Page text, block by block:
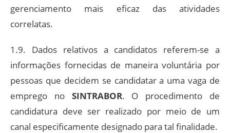
gerenciamento mais eficaz das atividades
correlatas.
1.9. Dados relativos a candidatos referem-se a
informações fornecidas de maneira voluntária por
pessoas que decidem se candidatar a uma vaga de
emprego no SINTRABOR. O procedimento de
candidatura deve ser realizado por meio de um
canal especificamente designado para tal finalidade.